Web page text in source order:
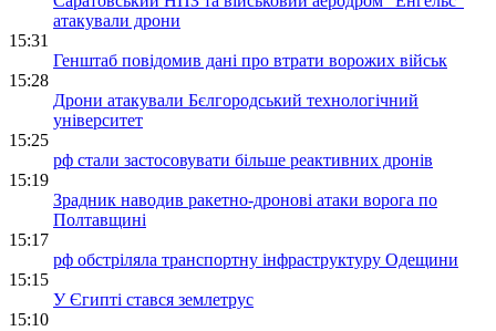
атакували дрони
15:31
Генштаб повідомив дані про втрати ворожих військ
15:28
Дрони атакували Бєлгородський технологічний
університет
15:25
рф стали застосовувати більше реактивних дронів
15:19
Зрадник наводив ракетно-дронові атаки ворога по
Полтавщині
15:17
рф обстріляла транспортну інфраструктуру Одещини
15:15
У Єгипті стався землетрус
15:10